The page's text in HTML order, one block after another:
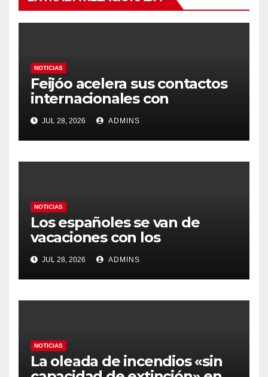
NOTICIAS
Feijóo acelera sus contactos
internacionales con
Latinoamérica como socio
prioritario en su agenda de
gobierno
JUL 28, 2026 ADMINS
NOTICIAS
Los españoles se van de
vacaciones con los
carburantes hasta un 21%
más caros que el año pasado
y los hoteles disparados
JUL 28, 2026 ADMINS
NOTICIAS
La oleada de incendios «sin